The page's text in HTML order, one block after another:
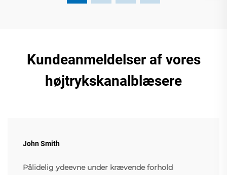
Kundeanmeldelser af vores
højtrykskanalblæsere
John Smith
Pålidelig ydeevne under krævende forhold